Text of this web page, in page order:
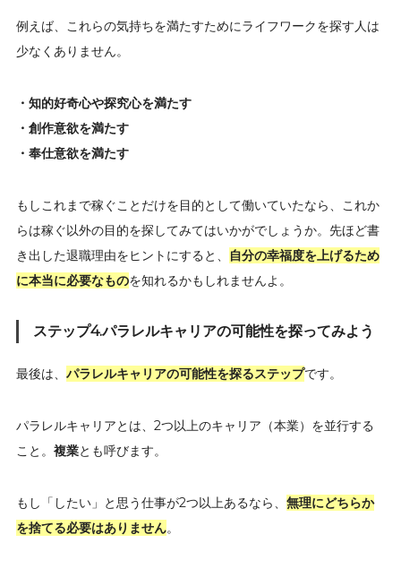
例えば、これらの気持ちを満たすためにライフワークを探す人は
少なくありません。
・知的好奇心や探究心を満たす
・創作意欲を満たす
・奉仕意欲を満たす
もしこれまで稼ぐことだけを目的として働いていたなら、これか
らは稼ぐ以外の目的を探してみてはいかがでしょうか。先ほど書
き出した退職理由をヒントにすると、
自分の幸福度を上げるため
に本当に必要なものを知れるかもしれませんよ。
ステップ4.パラレルキャリアの可能性を探ってみよう
最後は、 パラレルキャリアの可能性を探るステップです。
パラレルキャリアとは、2つ以上のキャリア（本業）を並行する
こと。 複業とも呼びます。
もし「したい」と思う仕事が2つ以上あるなら、 無理にどちらか
を捨てる必要はありません。